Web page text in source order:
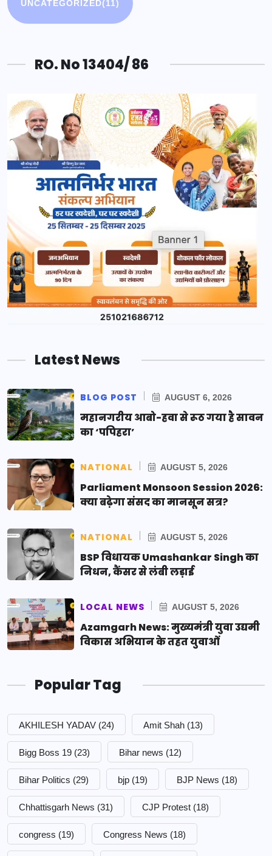
UNCATEGORIZED(11)
RO. No 13404/ 86
Latest News
BLOG POST AUGUST 6, 2026
महानगरीय आबो-हवा से रूठ गया है सावन
का ‘पपिहरा’
NATIONAL AUGUST 5, 2026
Parliament Monsoon Session 2026:
क्या बढ़ेगा संसद का मानसून सत्र?
NATIONAL AUGUST 5, 2026
BSP विधायक Umashankar Singh का
निधन, कैंसर से लंबी लड़ाई
LOCAL NEWS AUGUST 5, 2026
Azamgarh News: मुख्यमंत्री युवा उद्यमी
विकास अभियान के तहत युवाओं
Popular Tag
AKHILESH YADAV (24) Amit Shah (13)
Bigg Boss 19 (23) Bihar news (12)
Bihar Politics (29) bjp (19) BJP News (18)
Chhattisgarh News (31) CJP Protest (18)
congress (19) Congress News (18)